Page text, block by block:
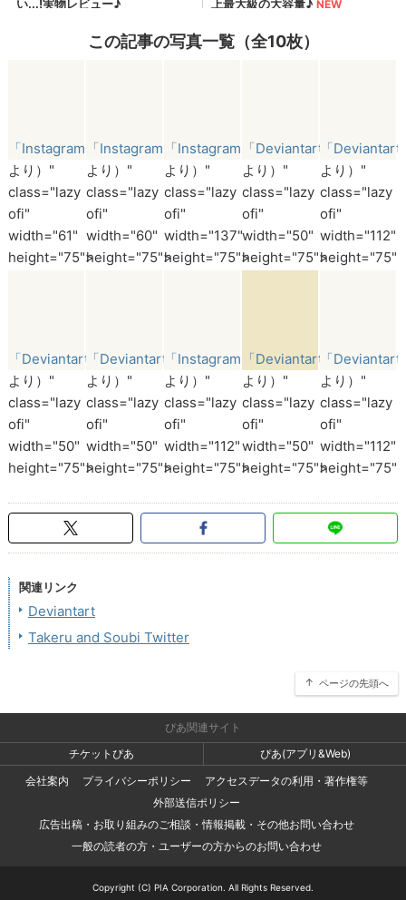
この記事の写真一覧（全10枚）
「Instagram」
より）"
class="lazy
ofi"
width="61"
height="75">
「Instagram」
より）"
class="lazy
ofi"
width="60"
height="75">
「Instagram」
より）"
class="lazy
ofi"
width="137"
height="75">
「Deviantart」
より）"
class="lazy
ofi"
width="50"
height="75">
「Deviantart
より）"
class="lazy
ofi"
width="112"
height="75">
「Deviantart」
より）"
class="lazy
ofi"
width="50"
height="75">
「Deviantart」
より）"
class="lazy
ofi"
width="50"
height="75">
「Instagram」
より）"
class="lazy
ofi"
width="112"
height="75">
「Deviantart」
より）"
class="lazy
ofi"
width="50"
height="75">
「Deviantart
より）"
class="lazy
ofi"
width="112"
height="75">
関連リンク
Deviantart
Takeru and Soubi Twitter
ページの先頭へ
ぴあ関連サイト
チケットぴあ
ぴあ(アプリ&Web)
会社案内
プライバシーポリシー
アクセスデータの利用・著作権等
外部送信ポリシー
広告出稿・お取り組みのご相談・情報掲載・その他お問い合わせ
一般の読者の方・ユーザーの方からのお問い合わせ
Copyright (C) PIA Corporation. All Rights Reserved.